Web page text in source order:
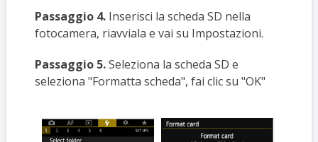
Passaggio 4.Inserisci la scheda SD nella
fotocamera, riavviala e vai su Impostazioni.
Passaggio 5.Seleziona la scheda SD e
seleziona "Formatta scheda", fai clic su "OK"